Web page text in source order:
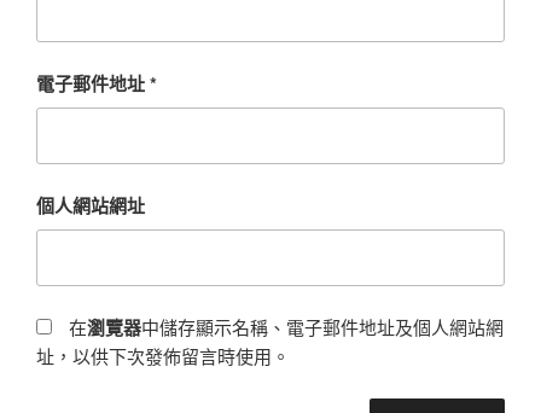
電子郵件地址*
個人網站網址
在瀏覽器中儲存顯示名稱、電子郵件地址及個人網站網
址，以供下次發佈留言時使用。